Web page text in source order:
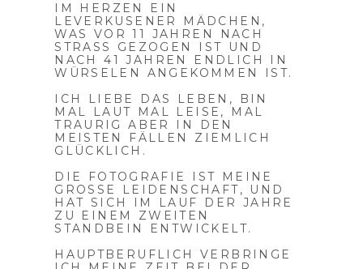
IM HERZEN EIN
LEVERKUSENER MÄDCHEN,
WAS VOR 11 JAHREN NACH
STRASS GEZOGEN IST UND
NACH 41 JAHREN ENDLICH IN
WÜRSELEN ANGEKOMMEN IST.
ICH LIEBE DAS LEBEN, BIN
MAL LAUT MAL LEISE, MAL
TRAURIG ABER IN DEN
MEISTEN FÄLLEN ZIEMLICH
GLÜCKLICH.
DIE FOTOGRAFIE IST MEINE
GROSSE LEIDENSCHAFT, UND
HAT SICH IM LAUF DER JAHRE Z
U EINEM ZWEITEN S
TANDBEIN ENTWICKELT.
HAUPTBERUFLICH VERBRINGE